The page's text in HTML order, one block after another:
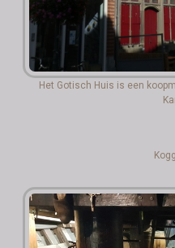
Het Gotisch Huis is een